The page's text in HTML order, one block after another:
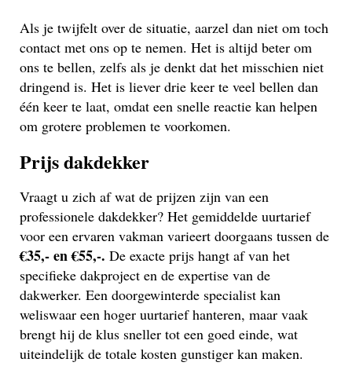
Als je twijfelt over de situatie, aarzel dan niet om toch
contact met ons op te nemen. Het is altijd beter om
ons te bellen, zelfs als je denkt dat het misschien niet
dringend is. Het is liever drie keer te veel bellen dan
één keer te laat, omdat een snelle reactie kan helpen
om grotere problemen te voorkomen.
Prijs dakdekker
Vraagt u zich af wat de prijzen zijn van een
professionele dakdekker? Het gemiddelde uurtarief
voor een ervaren vakman varieert doorgaans tussen de
€35,- en €55,-. De exacte prijs hangt af van het
specifieke dakproject en de expertise van de
dakwerker. Een doorgewinterde specialist kan
weliswaar een hoger uurtarief hanteren, maar vaak
brengt hij de klus sneller tot een goed einde, wat
uiteindelijk de totale kosten gunstiger kan maken.